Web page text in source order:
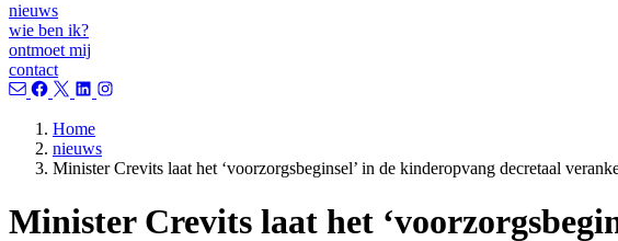
nieuws
wie ben ik?
ontmoet mij
contact
Home
nieuws
Minister Crevits laat het ‘voorzorgsbeginsel’ in de kinderopvang decretaal
Minister Crevits laat het